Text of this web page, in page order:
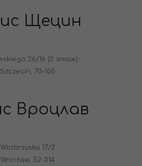
Щецин
26/16 (2 этаж)
Szczecin, 70-100
Вроцлав
Watbrzyska 17/2
Wrocław, 52-314